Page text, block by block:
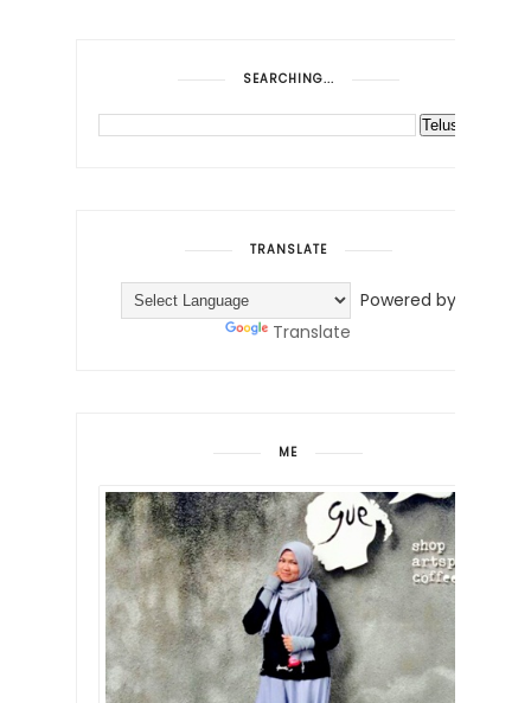
SEARCHING...
TRANSLATE
Powered by
Translate
ME